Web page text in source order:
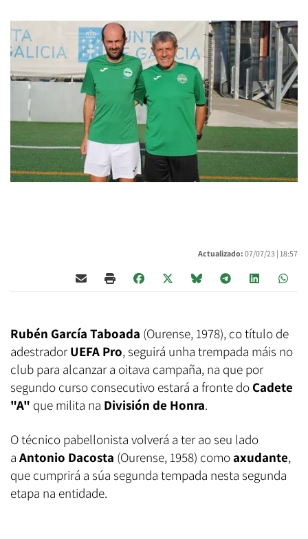
Actualizado: 07/07/23 | 18:57
Rubén García Taboada (Ourense, 1978), co título de
adestrador UEFA Pro, seguirá unha trempada máis no
club para alcanzar a oitava campaña, na que por
segundo curso consecutivo estará a fronte do Cadete
"A" que milita na División de Honra.
O técnico pabellonista volverá a ter ao seu lado
a Antonio Dacosta (Ourense, 1958) comoaxudante,
que cumprirá a súa segunda tempada nesta segunda
etapa na entidade.